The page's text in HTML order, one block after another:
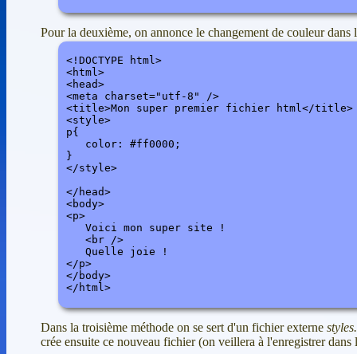
Pour la deuxième, on annonce le changement de couleur
<!DOCTYPE html>
<html>
<head>
<meta charset="utf-8" />
<title>Mon super premier fichier html</title>
<style>
p{
   color: #ff0000;
}
</style>
</head>
<body>
<p>
   Voici mon super site !
   <br />
   Quelle joie !
</p>
</body>
</html>
Dans la troisième méthode on se sert d'un fichier externe
crée ensuite ce nouveau fichier (on veillera à l'enregistrer